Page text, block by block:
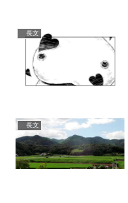
長文
長文